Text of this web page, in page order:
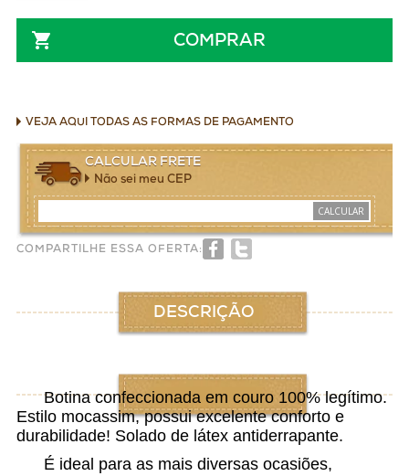
COMPRAR
VEJA AQUI TODAS AS FORMAS DE PAGAMENTO
CALCULAR FRETE
Não sei meu CEP
CALCULAR
COMPARTILHE ESSA OFERTA:
DESCRIÇÃO
Botina confeccionada em couro 100% legítimo.
Estilo mocassim, possui excelente conforto e
durabilidade! Solado de látex antiderrapante.
É ideal para as mais diversas ocasiões,